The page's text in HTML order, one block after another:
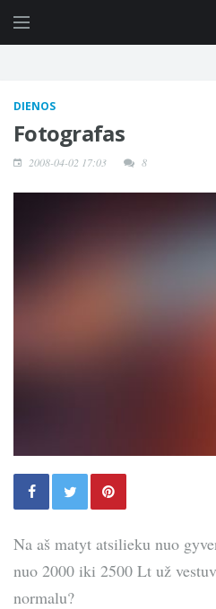
DIENOS
Fotografas
2008-04-02 17:03 8
Na aš matyt atsilieku nuo
nuo 2000 iki 2500 Lt už
normalu?